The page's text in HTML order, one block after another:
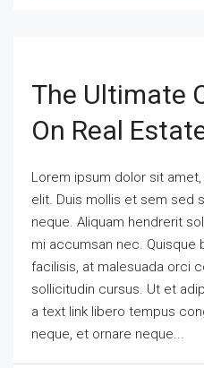
The Ultimate
On Real
Lorem ipsum dolor sit
elit. Duis mollis et sem sed
neque. Aliquam hendrerit
mi accumsan nec. Quisque
facilisis, at malesuada orci
sollicitudin cursus. Ut et
a text link libero tempus
neque, et ornare neque...